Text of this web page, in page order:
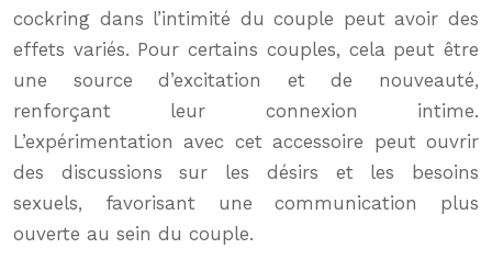
cockring dans l’intimité du couple peut avoir des
effets variés. Pour certains couples, cela peut être
une source d’excitation et de nouveauté,
renforçant leur connexion intime.
L’expérimentation avec cet accessoire peut ouvrir
des discussions sur les désirs et les besoins
sexuels, favorisant une communication plus
ouverte au sein du couple.